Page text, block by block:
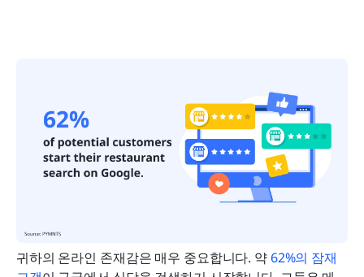
귀하의 온라인 존재감은 매우 중요합니다. 약 62%의 잠재